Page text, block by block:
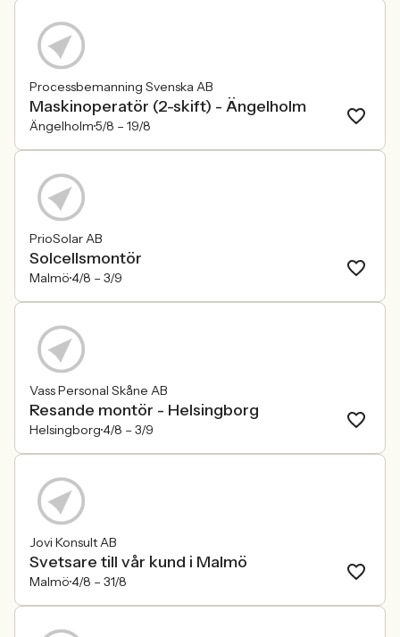
Processbemanning Svenska AB
Maskinoperatör (2-skift) - Ängelholm
Ängelholm5/8 – 19/8
PrioSolar AB
Solcellsmontör
Malmö4/8 – 3/9
Vass Personal Skåne AB
Resande montör - Helsingborg
Helsingborg4/8 – 3/9
Jovi Konsult AB
Svetsare till vår kund i Malmö
Malmö4/8 – 31/8